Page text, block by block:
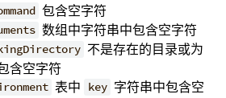
包含空字符
数组中字符串中包含空字符
不是存在的目录或为
含空字符
表中 key 字符串中包含空